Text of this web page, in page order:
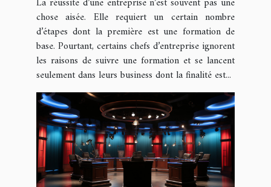
chose aisée. Elle requiert un certain nombre
d’étapes dont la première est une formation de
base. Pourtant, certains chefs d’entreprise ignorent
les raisons de suivre une formation et se lancent
seulement dans leurs business dont la finalité est...